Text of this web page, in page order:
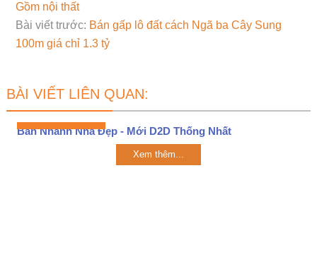
Gồm nội thất
Bài viết trước: Bán gấp lô đất cách Ngã ba Cây Sung
100m giá chỉ 1.3 tỷ
BÀI VIẾT LIÊN QUAN:
Bán Nhanh Nhà Đẹp - Mới D2D Thống Nhất
Xem thêm...